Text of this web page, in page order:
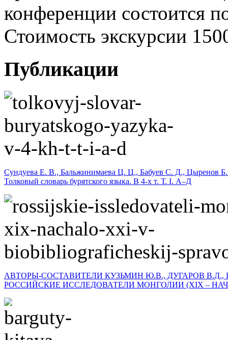
конференции состоится
Стоимость экскурсии
Публикации
Сундуева Е. В., Бальжинимаева Ц. Ц., Бабуев С. Д., Цыренов
Толковый словарь бурятского языка. В 4-х т. Т. I. А–Д
АВТОРЫ-СОСТАВИТЕЛИ КУЗЬМИН Ю.В., ДУГАРОВ
РОССИЙСКИЕ ИССЛЕДОВАТЕЛИ МОНГОЛИИ (XIX –